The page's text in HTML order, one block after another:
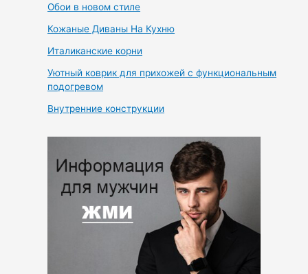
Обои в новом стиле
Кожаные Диваны На Кухню
Италиканские корни
Уютный коврик для прихожей с функциональным
подогревом
Внутренние конструкции